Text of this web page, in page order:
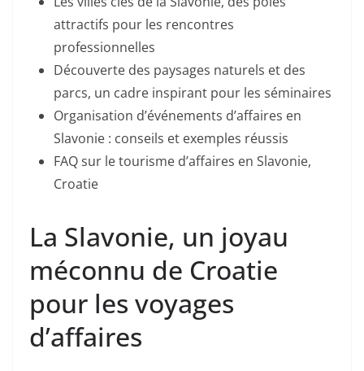
attractifs pour les rencontres
professionnelles
Découverte des paysages naturels et des
parcs, un cadre inspirant pour les séminaires
Organisation d’événements d’affaires en
Slavonie : conseils et exemples réussis
FAQ sur le tourisme d’affaires en Slavonie,
Croatie
La Slavonie, un joyau
méconnu de Croatie
pour les voyages
d’affaires